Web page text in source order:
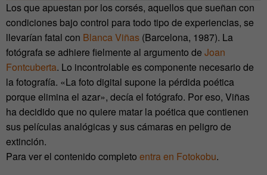
Los que apuestan por los corsés, aquellos que sueñan con
condiciones bajo control para todo tipo de experiencias, se
llevarían fatal con Blanca Viñas (Barcelona, 1987). La
fotógrafa se adhiere fielmente al argumento de Joan
Fontcuberta. Lo incontrolable es componente necesario de
la fotografía. «La foto digital supone la pérdida poética
porque elimina el azar», decía el fotógrafo. Por eso, Viñas
ha decidido que no quiere matar la poética que contienen
sus películas analógicas y sus cámaras en peligro de
extinción.
Para ver el contenido completo entra en Fotokobu.